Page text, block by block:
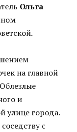
Ольга
на главной
и
улице города.
с